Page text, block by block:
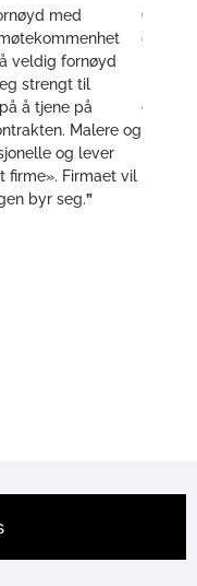
med
veldig fornøyd
strengt til
å tjene på
Malere og
og lever
firme». Firmaet vil
byr seg.”
gjorde
etter